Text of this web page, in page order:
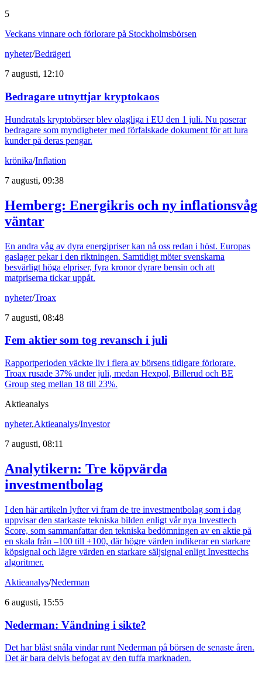
5
Veckans vinnare och förlorare på Stockholmsbörsen
nyheter/Bedrägeri
7 augusti, 12:10
Bedragare utnyttjar kryptokaos
Hundratals kryptobörser blev olagliga i EU den 1 juli. Nu poserar
bedragare som myndigheter med förfalskade dokument för att lura
kunder på deras pengar.
krönika/Inflation
7 augusti, 09:38
Hemberg: Energikris och ny inflationsvåg
väntar
En andra våg av dyra energipriser kan nå oss redan i höst. Europas
gaslager pekar i den riktningen. Samtidigt möter svenskarna
besvärligt höga elpriser, fyra kronor dyrare bensin och att
matpriserna tickar uppåt.
nyheter/Troax
7 augusti, 08:48
Fem aktier som tog revansch i juli
Rapportperioden väckte liv i flera av börsens tidigare förlorare.
Troax rusade 37% under juli, medan Hexpol, Billerud och BE
Group steg mellan 18 till 23%.
Aktieanalys
nyheter,Aktieanalys/Investor
7 augusti, 08:11
Analytikern: Tre köpvärda
investmentbolag
I den här artikeln lyfter vi fram de tre investmentbolag som i dag
uppvisar den starkaste tekniska bilden enligt vår nya Investtech
Score, som sammanfattar den tekniska bedömningen av en aktie på
en skala från –100 till +100, där högre värden indikerar en starkare
köpsignal och lägre värden en starkare säljsignal enligt Investtechs
algoritmer.
Aktieanalys/Nederman
6 augusti, 15:55
Nederman: Vändning i sikte?
Det har blåst snåla vindar runt Nederman på börsen de senaste åren.
Det är bara delvis befogat av den tuffa marknaden.